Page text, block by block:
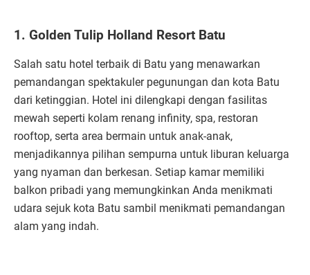
1. Golden Tulip Holland Resort Batu
Salah satu hotel terbaik di Batu yang menawarkan
pemandangan spektakuler pegunungan dan kota Batu
dari ketinggian. Hotel ini dilengkapi dengan fasilitas
mewah seperti kolam renang infinity, spa, restoran
rooftop, serta area bermain untuk anak-anak,
menjadikannya pilihan sempurna untuk liburan keluarga
yang nyaman dan berkesan. Setiap kamar memiliki
balkon pribadi yang memungkinkan Anda menikmati
udara sejuk kota Batu sambil menikmati pemandangan
alam yang indah.